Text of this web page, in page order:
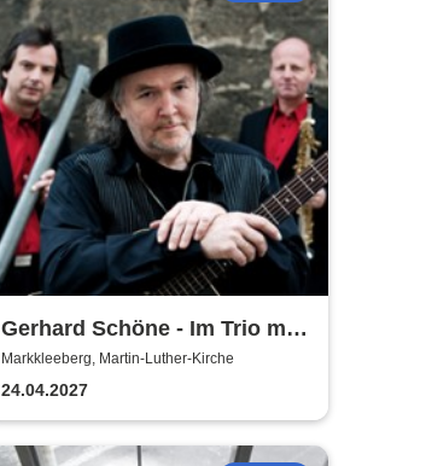
Gerhard Schöne - Im Trio mit
Orgel & Sax: Ich öffne die Tür
weit am Abend
Markkleeberg, Martin-Luther-Kirche
24.04.2027